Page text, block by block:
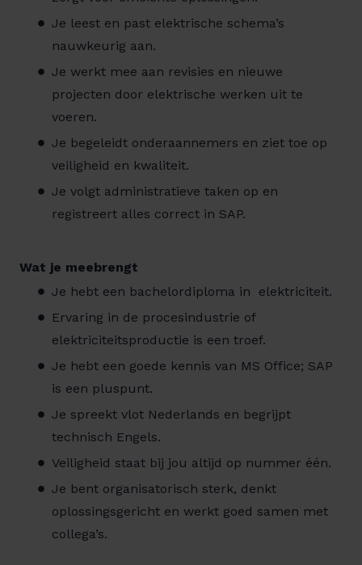
Je leest en past elektrische schema’s
nauwkeurig aan.
Je werkt mee aan revisies en nieuwe
projecten door elektrische werken uit te
voeren.
Je begeleidt onderaannemers en ziet toe op
veiligheid en kwaliteit.
Je volgt administratieve taken op en
registreert alles correct in SAP.
Wat je meebrengt
Je hebt een bachelordiploma in elektriciteit.
Ervaring in de procesindustrie of
elektriciteitsproductie is een troef.
Je hebt een goede kennis van MS Office; SAP
is een pluspunt.
Je spreekt vlot Nederlands en begrijpt
technisch Engels.
Veiligheid staat bij jou altijd op nummer één.
Je bent organisatorisch sterk, denkt
oplossingsgericht en werkt goed samen met
collega’s.